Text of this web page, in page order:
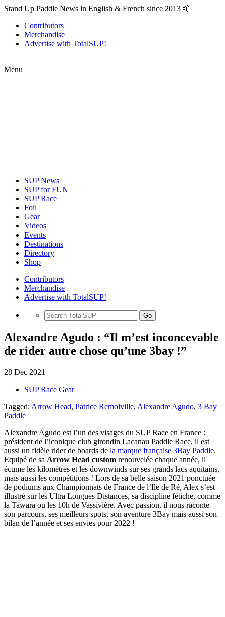
Stand Up Paddle News in English & French since 2013 🤙
Contributors
Merchandise
Advertise with TotalSUP!
Menu
SUP News
SUP for FUN
SUP Race
Foil
Gear
Videos
Events
Destinations
Directory
Shop
Contributors
Merchandise
Advertise with TotalSUP!
Go
Alexandre Agudo : “Il m’est inconcevable
de rider autre chose qu’une 3bay !”
28 Dec 2021
SUP Race Gear
Tagged: Arrow Head, Patrice Remoiville, Alexandre Agudo, 3 Bay
Paddle
Alexandre Agudo est l’un des visages du SUP Race en France :
président de l’iconique club girondin Lacanau Paddle Race, il est
aussi un fidèle rider de boards de la marque française 3Bay Paddle.
Equipé de sa Arrow Head custom renouvelée chaque année, il
écume les kilomètres et les downwinds sur ses grands lacs aquitains,
mais aussi les compétitions ! Lors de sa belle saison 2021 ponctuée
de podiums aux Championnats de France de l’Ile de Ré, Alex s’est
illustré sur les Ultra Longues Distances, sa discipline fétiche, comme
la Tawara ou les 10h de Vassivière. Avec passion, il nous raconte
son parcours, ses meilleurs spots, son aventure 3Bay mais aussi son
bilan de l’année et ses envies pour 2022 !